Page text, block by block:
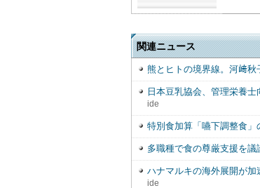
関連ニュース
熊とヒトの境界線。河﨑
日本豆乳協会、管理栄養
ide
特別食加算「嚥下調整食
多職種で食の尊厳支援を
ハナマルキの海外展開が
ide